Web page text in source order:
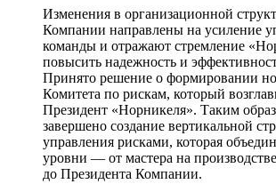
Изменения в организационной
Компании направлены на усиление
команды и отражают стремление
повысить надежность и
Принято решение о формировании
Комитета по рискам, который
Президент «Норникеля». Таким
завершено создание вертикальной
управления рисками, которая
уровни — от мастера на производстве
до Президента Компании.